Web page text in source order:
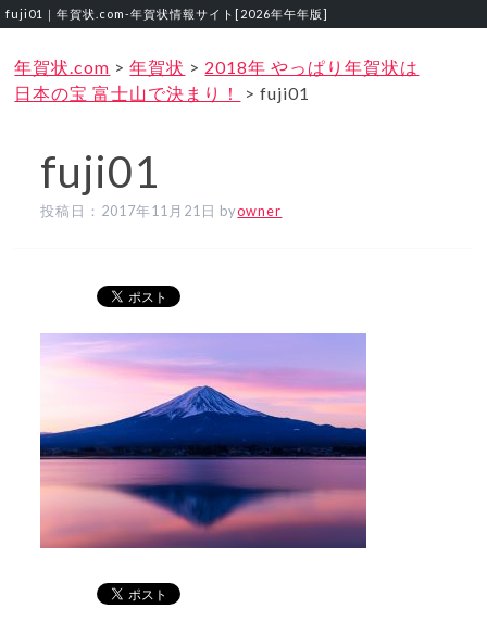
fuji01｜年賀状.com‐年賀状情報サイト[2026年午年版]
年賀状.com >年賀状 > 2018年 やっぱり年賀状は
日本の宝 富士山で決まり！
>fuji01
fuji01
投稿日： 2017年11月21日 byowner